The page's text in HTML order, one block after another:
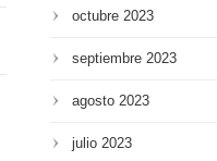
octubre 2023
septiembre 2023
agosto 2023
julio 2023